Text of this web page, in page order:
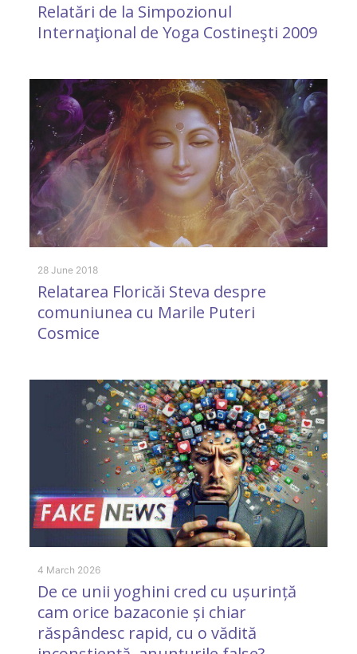
Relatări de la Simpozionul
Internaţional de Yoga Costineşti 2009
28 June 2018
Relatarea Floricăi Steva despre
comuniunea cu Marile Puteri
Cosmice
4 March 2026
De ce unii yoghini cred cu ușurință
cam orice bazaconie și chiar
răspândesc rapid, cu o vădită